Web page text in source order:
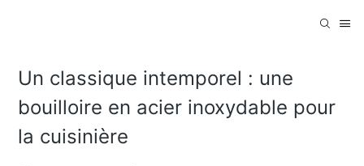
Un classique intemporel : une
bouilloire en acier inoxydable pour
la cuisinière